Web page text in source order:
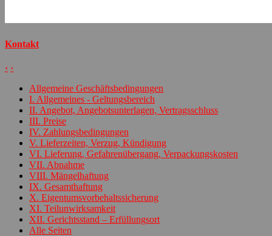
Kontakt
‹ ›
Allgemeine Geschäftsbedingungen
I. Allgemeines - Geltungsbereich
II. Angebot, Angebotsunterlagen, Vertragsschluss
III. Preise
IV. Zahlungsbedingungen
V. Lieferzeiten, Verzug, Kündigung
VI. Lieferung, Gefahrenübergang, Verpackungskosten
VII. Abnahme
VIII. Mängelhaftung
IX. Gesamthaftung
X. Eigentumsvorbehaltssicherung
XI. Teilunwirksamkeit
XII. Gerichtsstand – Erfüllungsort
Alle Seiten